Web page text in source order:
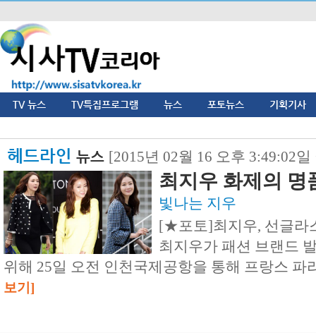
TV 뉴스 TV특집프로그램 뉴스 포토뉴스 기획기사
헤드라인 뉴스 [2015년 02월 16 오후 3:49:02
최지우 화제의 명
빛나는 지우
[★포토]최지우, 선글라
최지우가 패션 브랜드
위해 25일 오전 인천국제공항을 통해 프랑스 파
보기]